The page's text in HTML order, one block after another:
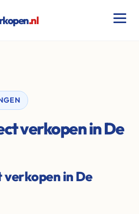
.nl
verkopen in De
in De